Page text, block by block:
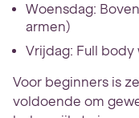
Woensdag:
armen)
Vrijdag: Full body
Voor beginners is
voldoende om